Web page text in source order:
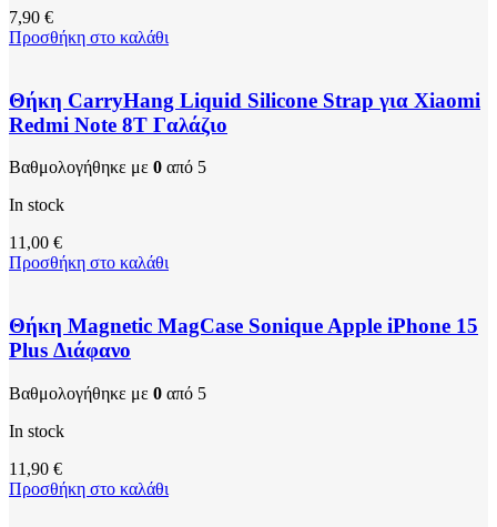
7,90 €
Προσθήκη στο καλάθι
Θήκη CarryHang Liquid Silicone Strap για Xiaomi
Redmi Note 8T Γαλάζιο
Βαθμολογήθηκε με 0 από 5
In stock
11,00 €
Προσθήκη στο καλάθι
Θήκη Magnetic MagCase Sonique Apple iPhone 15
Plus Διάφανο
Βαθμολογήθηκε με 0 από 5
In stock
11,90 €
Προσθήκη στο καλάθι